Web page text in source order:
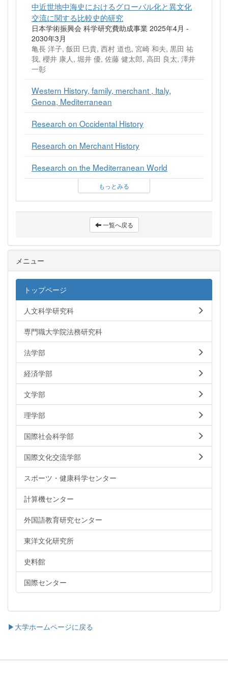
中近世地中海史におけるグローバル化と異文化
交流に関する比較史的研究
日本学術振興会 科学研究費助成事業 2025年4月 -
2030年3月
亀長 洋子, 飯田 巳貴, 西村 道也, 宮崎 和夫, 黒田 祐
我, 櫻井 康人, 堀井 優, 佐藤 健太郎, 高田 良太, 澤井
一彰
Western History, family, merchant , Italy,
Genoa, Mediterranean
Research on Occidental History
Research on Merchant History
Research on the Mediterranean World
もっとみる
一覧へ戻る
メニュー
トップページ
人文科学研究科
専門職大学院法務研究科
法学部
経済学部
文学部
理学部
国際社会科学部
国際文化交流学部
スポーツ・健康科学センター
計算機センター
外国語教育研究センター
東洋文化研究所
史料館
国際センター
▶大学ホームページに戻る